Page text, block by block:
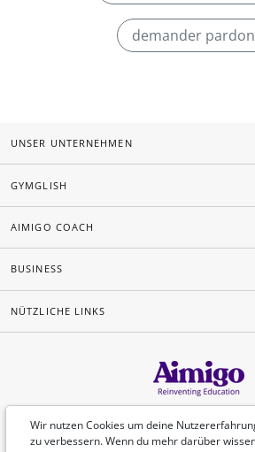
demander
Wir nutzen Cookies um deine
zu verbessern. Wenn du mehr darüber
UNSER UNTERNEHMEN
GYMGLISH
AIMIGO COACH
BUSINESS
NÜTZLICHE LINKS
Deutsch